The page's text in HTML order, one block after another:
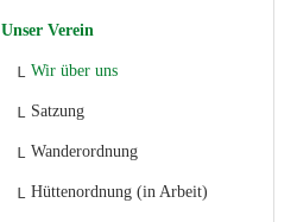
Unser Verein
Wir über uns
Satzung
Wanderordnung
Hüttenordnung (in Arbeit)